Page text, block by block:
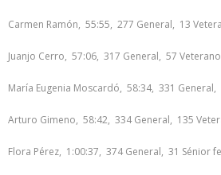
Carmen Ramón, 55:55, 277 General, 13
Juanjo Cerro, 57:06, 317 General, 57
María Eugenia Moscardó, 58:34, 331 General,
Arturo Gimeno, 58:42, 334 General, 135
Flora Pérez, 1:00:37, 374 General, 31 Sénior